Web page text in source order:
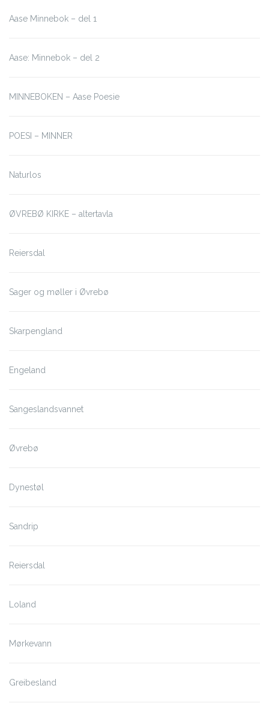
Aase Minnebok – del 1
Aase: Minnebok – del 2
MINNEBOKEN – Aase Poesie
POESI – MINNER
Naturlos
ØVREBØ KIRKE – altertavla
Reiersdal
Sager og møller i Øvrebø
Skarpengland
Engeland
Sangeslandsvannet
Øvrebø
Dynestøl
Sandrip
Reiersdal
Loland
Mørkevann
Greibesland